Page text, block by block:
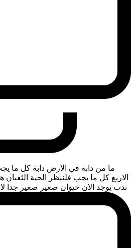
ما من دابة في الارض دابة كل ما
الاربع كل ما يجب فلننظر الحية الثعبان
تدب يوجد الان حيوان صغير صغير جدا لا